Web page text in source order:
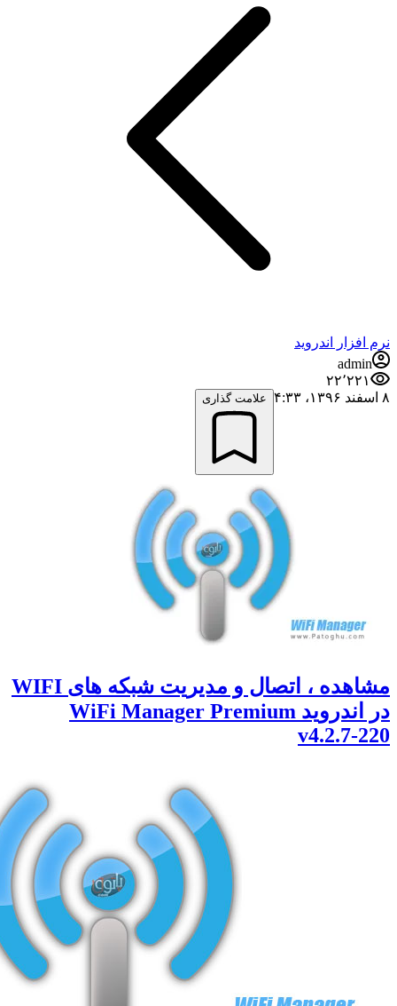
اندروید
علامت گذاری
مشاهده ، اتصال و مدیریت شبکه های WIFI
در اندروید WiFi Manager Premium
v4.2.7-